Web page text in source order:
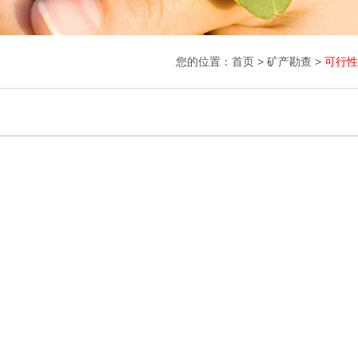
您的位置： 首页 > 矿产勘查 > 可行